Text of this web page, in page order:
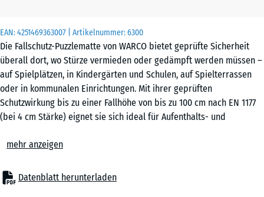
EAN:4251469363007 | Artikelnummer:6300
Die Fallschutz-Puzzlematte von WARCO bietet geprüfte Sicherheit
überall dort, wo Stürze vermieden oder gedämpft werden müssen –
auf Spielplätzen, in Kindergärten und Schulen, auf Spielterrassen
oder in kommunalen Einrichtungen. Mit ihrer geprüften
Schutzwirkung bis zu einer Fallhöhe von bis zu 100 cm nach EN 1177
(bei 4 cm Stärke) eignet sie sich ideal für Aufenthalts- und
Spielflächen. Auch in Senioreneinrichtungen, in der Rehabilitation
bewährter Bodenbelag, der Sicherheit, Komfort und
Wirtschaftlichkeit verbindet.
mehr anzeigen
Datenblatt herunterladen
x
50
x 3
cm
|
0,25
m²
x
50